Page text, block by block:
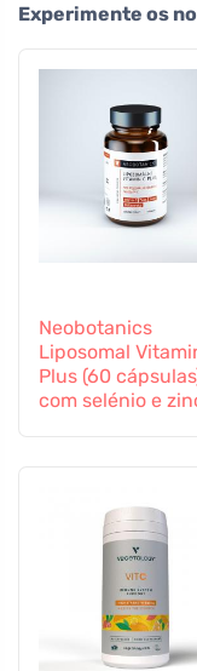
Experimente os
Neobotanics
Liposomal
Plus (60
com selénio e